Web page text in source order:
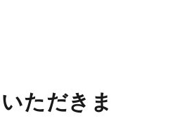
ただきま